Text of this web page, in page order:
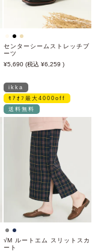
センターシームストレッチブ
ーツ
5,690
6,259
ikka
ﾓｱｵﾌ最大4000off
送料無料
√M ルートエム スリットスカ
ート